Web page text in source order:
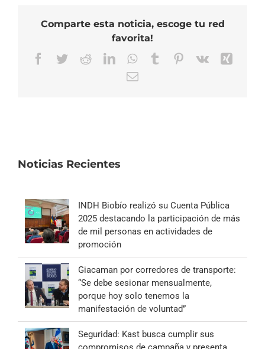
Comparte esta noticia, escoge tu red
favorita!
Facebook
TwitterRedditLinkedInWhatsApp
TumblrPinterest
Vk
Xing
Correo
Noticias Recientes
INDH Biobío realizó su Cuenta Pública
2025 destacando la participación de más
de mil personas en actividades de
promoción
Giacaman por corredores de transporte:
“Se debe sesionar mensualmente,
porque hoy solo tenemos la
manifestación de voluntad”
Seguridad: Kast busca cumplir sus